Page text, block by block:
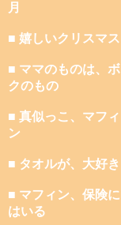
月
■ 嬉しいクリスマス
■ ママのものは、ボ
クのもの
■ 真似っこ、マフィ
ン
■ タオルが、大好き
■ マフィン、保険に
はいる